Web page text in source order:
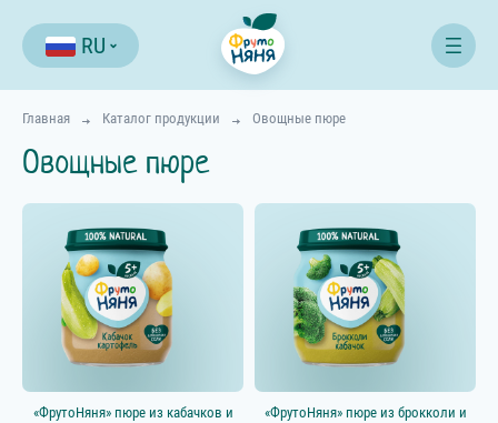
RU
Главная Каталог продукции Овощные пюре
Овощные пюре
Фильтр
«ФрутоНяня» пюре из кабачков и
«ФрутоНяня» пюре из брокколи и